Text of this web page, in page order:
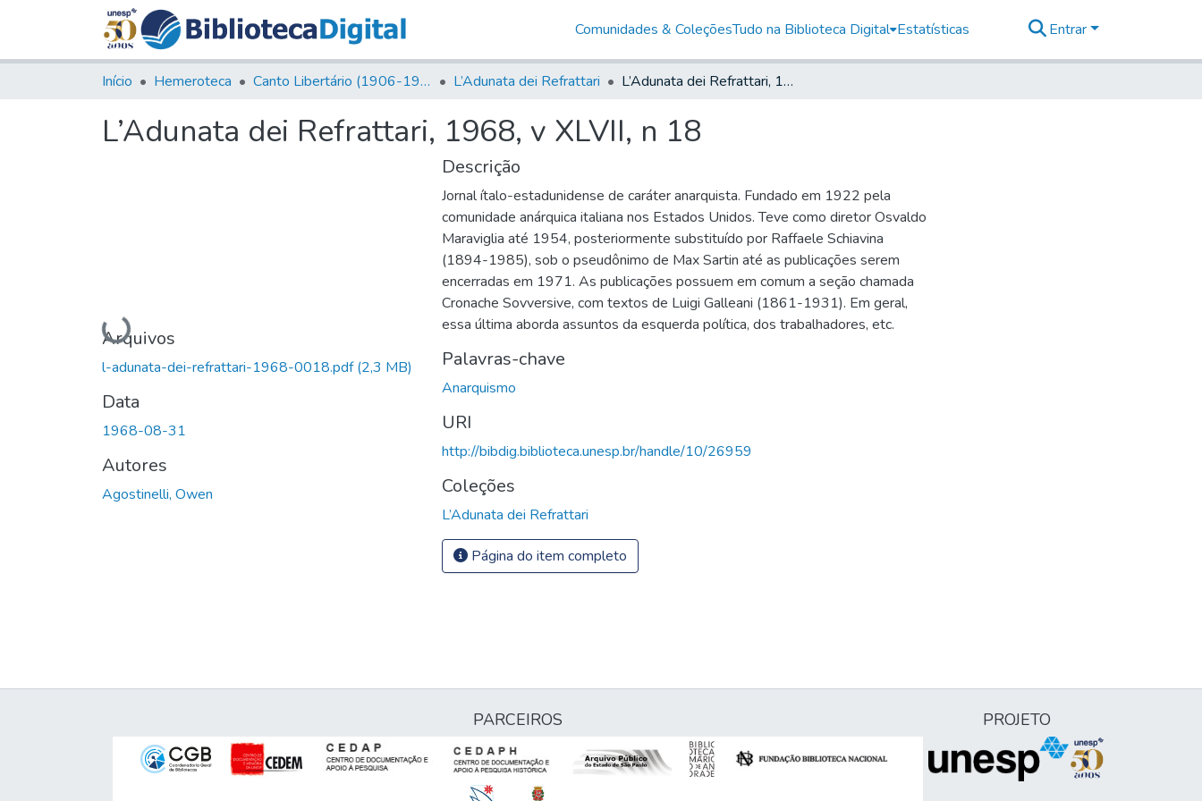
Comunidades & ColeçõesTudo na Biblioteca Digital Estatísticas Entrar
Início Hemeroteca Canto Libertário (1906-1995) L’Adunata dei Refrattari L’Adunata dei Refrattari, 1968, v XLVII, n 18
L’Adunata dei Refrattari, 1968, v XLVII, n 18
Carregando...
Arquivos
l-adunata-dei-refrattari-1968-0018.pdf(2,3 MB)
Data
1968-08-31
Autores
Agostinelli, Owen
Descrição
Jornal ítalo-estadunidense de caráter anarquista. Fundado em 1922 pela
comunidade anárquica italiana nos Estados Unidos. Teve como diretor Osvaldo
Maraviglia até 1954, posteriormente substituído por Raffaele Schiavina
(1894-1985), sob o pseudônimo de Max Sartin até as publicações serem
encerradas em 1971. As publicações possuem em comum a seção chamada
Cronache Sovversive, com textos de Luigi Galleani (1861-1931). Em geral,
essa última aborda assuntos da esquerda política, dos trabalhadores, etc.
Palavras-chave
Anarquismo
URI
http://bibdig.biblioteca.unesp.br/handle/10/26959
Coleções
L’Adunata dei Refrattari
Página do item completo
PARCEIROS PROJETO